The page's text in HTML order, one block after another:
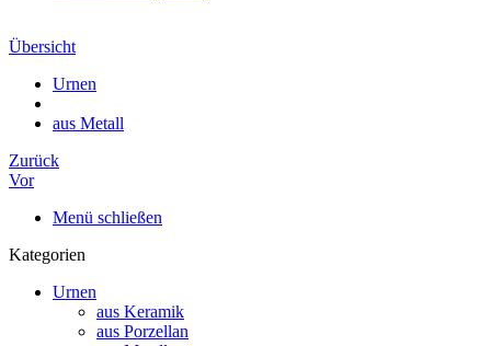
Übersicht
Urnen
aus Metall
Zurück
Vor
Menü schließen
Kategorien
Urnen
aus Keramik
aus Porzellan